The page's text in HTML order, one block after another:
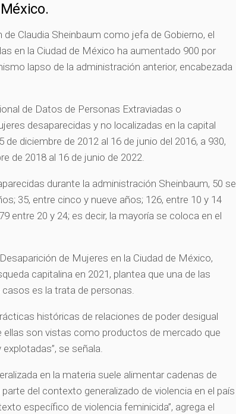
de Claudia Sheinbaum como jefa de Gobierno, el
en la Ciudad de México ha aumentado 900 por
lapso de la administración anterior, encabezada
de Datos de Personas Extraviadas o
desaparecidas y no localizadas en la capital
diciembre de 2012 al 16 de junio del 2016, a 930,
de 2018 al 16 de junio de 2022.
durante la administración Sheinbaum, 50 se
35, entre cinco y nueve años; 126, entre 10 y 14
entre 20 y 24; es decir, la mayoría se coloca en el
de Mujeres en la Ciudad de México,
capitalina en 2021, plantea que una de las
es la trata de personas.
históricas de relaciones de poder desigual
ellas son vistas como productos de mercado que
se señala.
en la materia suele alimentar cadenas de
del contexto generalizado de violencia en el país
específico de violencia feminicida”, agrega el